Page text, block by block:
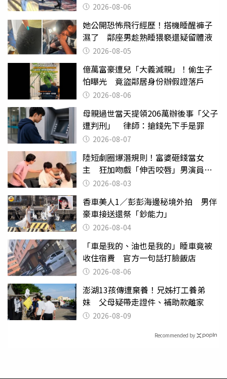
2026-08-06
她公開恐怖飛行經歷！搭機睡醒褲子
濕了 鄰座男趁熟睡猥褻還疑留體液
2026-08-05
億萬富豪遭兒「大義滅親」！偷生子
怕曝光 竟盜鄰居身份辦假證落戶
2026-08-06
母親過世當天提領206萬辦後事「父子
遭判刑」 律師：搶錢先下手是罪
2026-08-07
陸短劇圈爆潛規則！富婆砸錢當女
主 狂加吻戲「伸舌咬唇」男演員崩
潰 2026-08-03
香車美人1／彭彭海邊秘境外拍 男伴
豪車接送還祭「鈔能力」
2026-08-04
「車是我的、油也是我的」睡車竟被
收住宿費 官方一句話打臉飯店
2026-08-06
澎湖13孩傳遭棄養！兄姊打工養弟
妹 父母疑帶走證件、補助款離家
2026-08-09
Recommended by